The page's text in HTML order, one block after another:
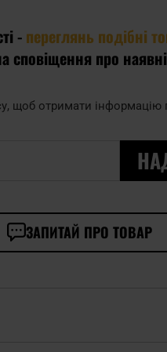
- переглянь подібні
сповіщення про
щоб отримати інформацію
ЗАПИТАЙ ПРО ТОВАР